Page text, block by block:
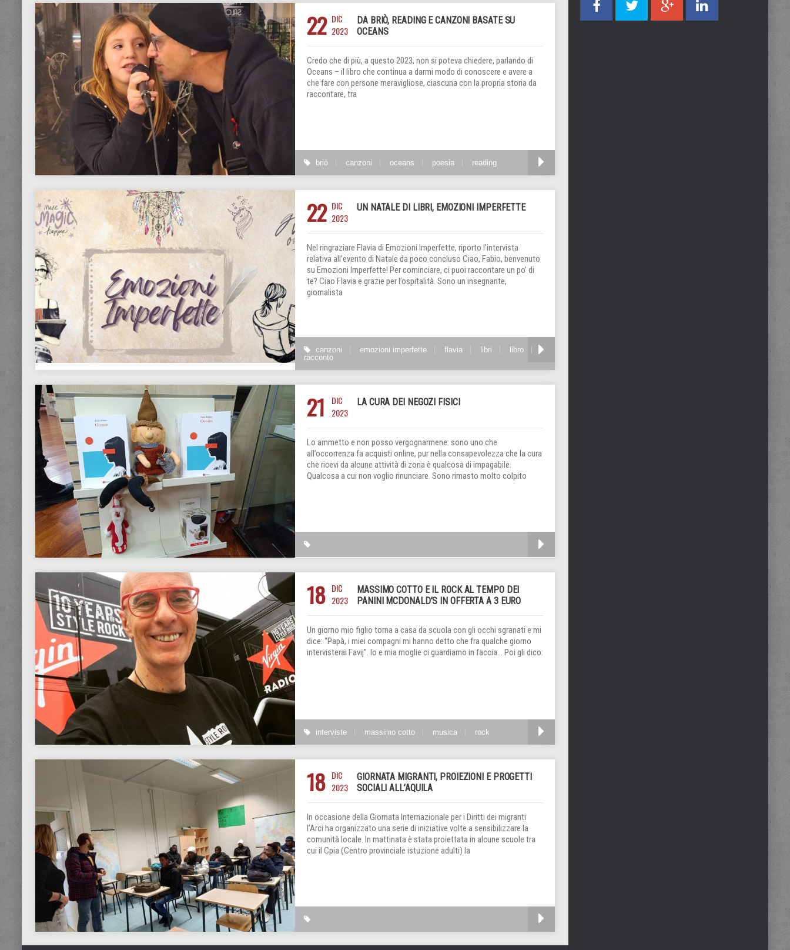
22 DIC
2023
DA BRIÒ, READING E CANZONI BASATE SU
OCEANS
Credo che di più, a questo 2023, non si poteva chiedere, parlando di
Oceans – il libro che continua a darmi modo di conoscere e avere a
che fare con persone meravigliose, ciascuna con la propria storia da
raccontare, tra
briò canzoni oceans poesia reading
22 DIC
2023
UN NATALE DI LIBRI, EMOZIONI IMPERFETTE
Nel ringraziare Flavia di Emozioni Imperfette, riporto l’intervista
relativa all’evento di Natale da poco concluso Ciao, Fabio, benvenuto
su Emozioni Imperfette! Per cominciare, ci puoi raccontare un po’ di
te? Ciao Flavia e grazie per l’ospitalità. Sono un insegnante,
giornalista
canzoni emozioni imperfette flavia libri
libro
racconto
21
DIC
2023
LA CURA DEI NEGOZI FISICI
Lo ammetto e non posso vergognarmene: sono uno che
all’occorrenza fa acquisti online, pur nella consapevolezza che la cura
che ricevi da alcune attività di zona è qualcosa di impagabile.
Qualcosa a cui non voglio rinunciare. Sono rimasto molto colpito
18 DIC
2023
MASSIMO COTTO E IL ROCK AL TEMPO DEI
PANINI MCDONALD’S IN OFFERTA A 3 EURO
Un giorno mio figlio torna a casa da scuola con gli occhi sgranati e mi
dice: “Papà, i miei compagni mi hanno detto che fra qualche giorno
intervisterai Favij”. Io e mia moglie ci guardiamo in faccia… Poi gli dico:
interviste massimo cotto musica rock
18 DIC
2023
GIORNATA MIGRANTI, PROIEZIONI E PROGETTI
SOCIALI ALL’AQUILA
In occasione della Giornata Internazionale per i Diritti dei migranti
l’Arci ha organizzato una serie di iniziative volte a sensibilizzare la
comunità locale. In mattinata è stata proiettata in alcune scuole tra
cui il Cpia (Centro provinciale istuzione adulti) la